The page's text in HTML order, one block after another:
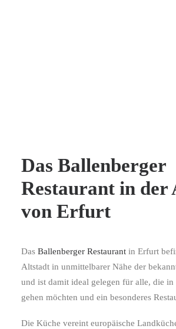
Das Ballenberger
Restaurant in der
von Erfurt
Das Ballenberger Restaurant in Erfurt
Altstadt in unmittelbarer Nähe der
und ist damit ideal gelegen für alle, die in
gehen möchten und ein besonderes
Die Küche vereint europäische